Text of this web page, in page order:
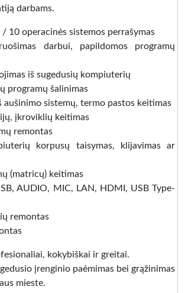
darbams.
10 operacinės sistemos perrašymas
darbui, papildomos programų
iš sugedusių kompiuterių
programų šalinimas
aušinimo sistemų, termo pastos keitimas
įkroviklių keitimas
remontas
korpusų taisymas, klijavimas ar
(matricų) keitimas
AUDIO, MIC, LAN, HDMI, USB Type-
remontas
kokybiškai ir greitai.
įrenginio paėmimas bei grąžinimas
mieste.